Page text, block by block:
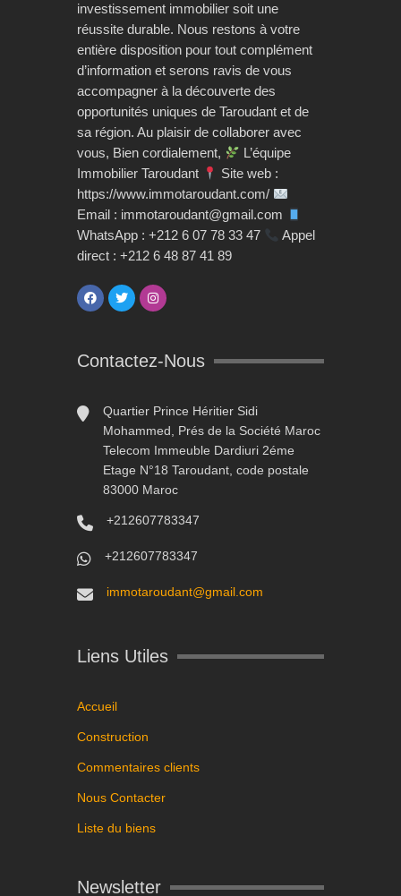
investissement immobilier soit une
réussite durable. Nous restons à votre
entière disposition pour tout complément
d’information et serons ravis de vous
accompagner à la découverte des
opportunités uniques de Taroudant et de
sa région. Au plaisir de collaborer avec
vous, Bien cordialement,
L’équipe
Immobilier Taroudant
Site web :
https://www.immotaroudant.com/
Email : immotaroudant@gmail.com
WhatsApp : +212 6 07 78 33 47
Appel
direct : +212 6 48 87 41 89
Contactez-Nous
Quartier Prince Héritier Sidi
Mohammed, Prés de la Société Maroc
Telecom Immeuble Dardiuri 2éme
Etage N°18 Taroudant, code postale
83000 Maroc
+212607783347
+212607783347
immotaroudant@gmail.com
Liens Utiles
Accueil
Construction
Commentaires clients
Nous Contacter
Liste du biens
Newsletter